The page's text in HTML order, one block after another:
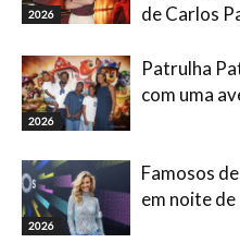
2026
de Carlos
2026
Patrulha
com uma
2026
Famosos
em noite